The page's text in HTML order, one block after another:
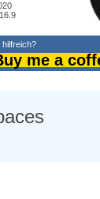
hilfreich?
me a